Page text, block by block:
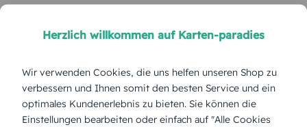
Herzlich willkommen auf Karten-paradies
Wir verwenden Cookies, die uns helfen unseren Shop zu
verbessern und Ihnen somit den besten Service und ein
optimales Kundenerlebnis zu bieten. Sie können die
Einstellungen bearbeiten oder einfach auf "Alle Cookies